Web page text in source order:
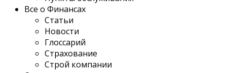
Все о Финансах
Статьи
Новости
Глоссарий
Страхование
Строй компании